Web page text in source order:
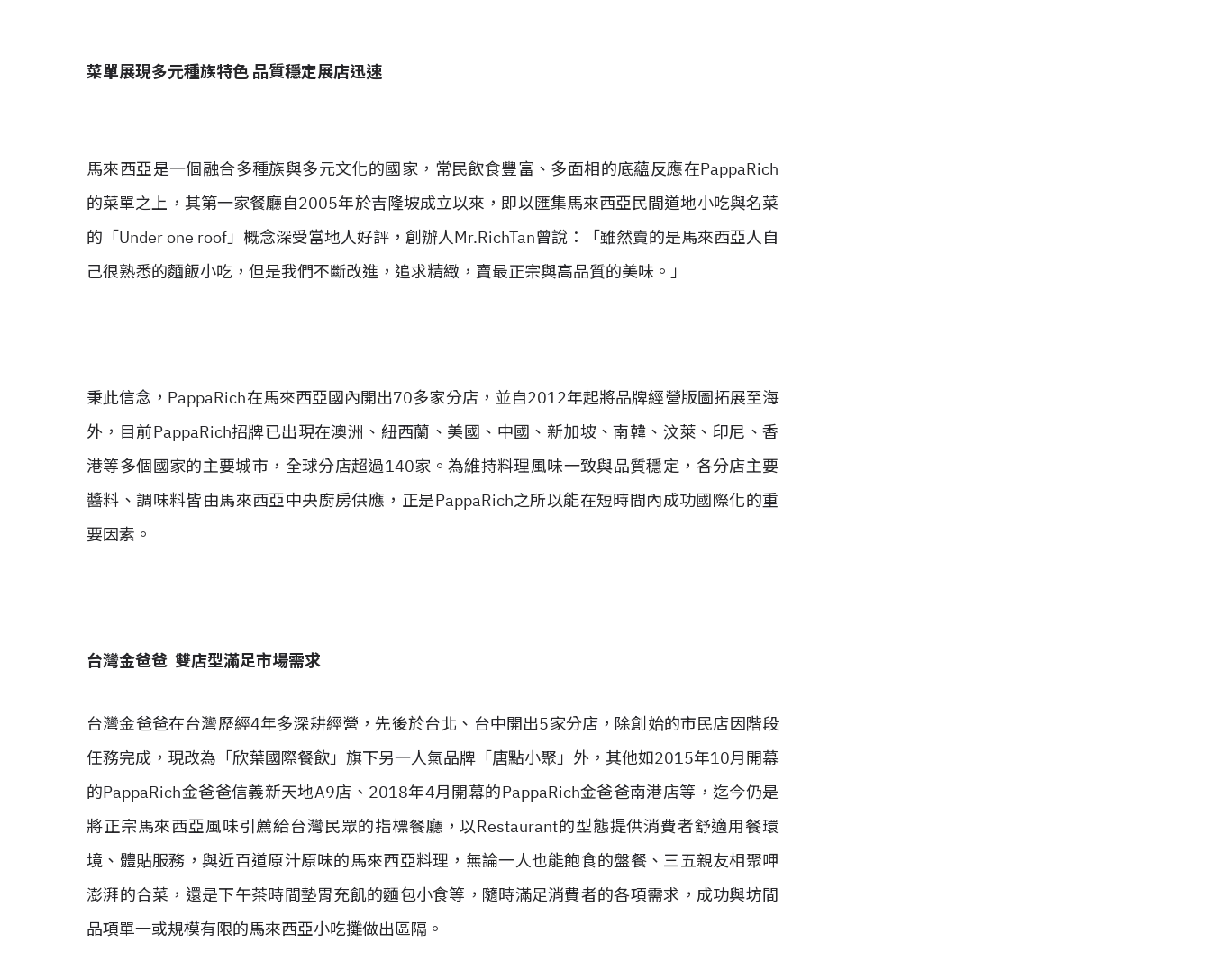
菜單展現多元種族特色 品質穩定展店迅速
馬來西亞是一個融合多種族與多元文化的國家，常民飲食豐富、多面相的底蘊反應在PappaRich
的菜單之上，其第一家餐廳自2005年於吉隆坡成立以來，即以匯集馬來西亞民間道地小吃與名菜
的「Under one roof」概念深受當地人好評，創辦人Mr.RichTan曾說：「雖然賣的是馬來西亞人自
己很熟悉的麵飯小吃，但是我們不斷改進，追求精緻，賣最正宗與高品質的美味。」
秉此信念，PappaRich在馬來西亞國內開出70多家分店，並自2012年起將品牌經營版圖拓展至海
外，目前PappaRich招牌已出現在澳洲、紐西蘭、美國、中國、新加坡、南韓、汶萊、印尼、香
港等多個國家的主要城市，全球分店超過140家。為維持料理風味一致與品質穩定，各分店主要
醬料、調味料皆由馬來西亞中央廚房供應，正是PappaRich之所以能在短時間內成功國際化的重
要因素。
台灣金爸爸 雙店型滿足市場需求
台灣金爸爸在台灣歷經4年多深耕經營，先後於台北、台中開出5家分店，除創始的市民店因階段
任務完成，現改為「欣葉國際餐飲」旗下另一人氣品牌「唐點小聚」外，其他如2015年10月開幕
的PappaRich金爸爸信義新天地A9店、2018年4月開幕的PappaRich金爸爸南港店等，迄今仍是
將正宗馬來西亞風味引薦給台灣民眾的指標餐廳，以Restaurant的型態提供消費者舒適用餐環
境、體貼服務，與近百道原汁原味的馬來西亞料理，無論一人也能飽食的盤餐、三五親友相聚呷
澎湃的合菜，還是下午茶時間墊胃充飢的麵包小食等，隨時滿足消費者的各項需求，成功與坊間
品項單一或規模有限的馬來西亞小吃攤做出區隔。